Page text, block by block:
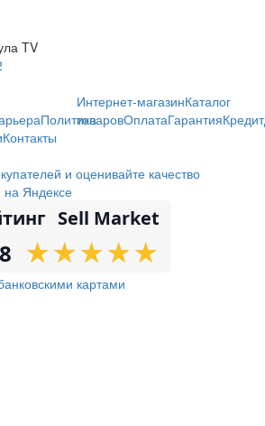
TV
Политика
Контакты
Интернет-магазинКаталог
товаровОплатаГарантияКредит
Sell Market
★
★★
★★
★★
★★
★